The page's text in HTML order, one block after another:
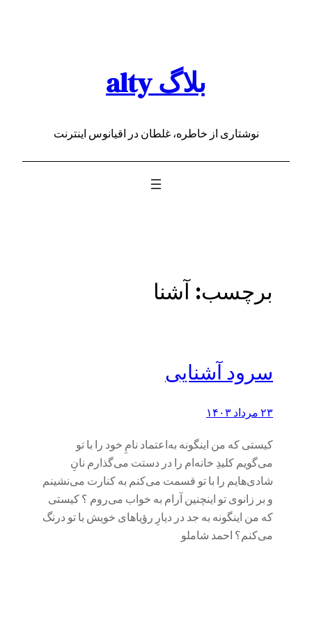
بلاگ alty
نوشتاری از خاطره، غلطان در اقیانوس اینترنت
برچسب: آشنا
سرود آشنایی
۲۳ مرداد ۱۴۰۳
کیستی که من اینگونه به‌اعتماد نامِ خود را با تو
می‌گویم کلیدِ خانه‌ام را در دستت می‌گذارم نانِ
شادی‌هایم را با تو قسمت می‌کنم به کنارت می‌نشینم
و بر زانوی تو اینچنین آرام به خواب می‌روم ؟ کیستی
که من اینگونه به جد در دیارِ رؤیاهای خویش با تو درنگ
می‌کنم؟ احمد شاملو